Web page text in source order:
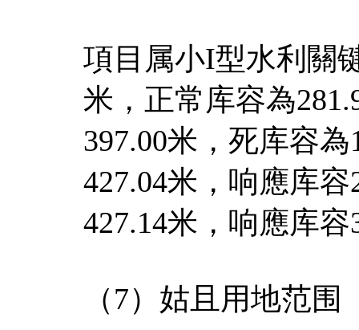
項目属小I型水利關
米，正常库容為
397.00米，死库容
427.04米，响應库
427.14米，响應库
（7）姑且用地范围